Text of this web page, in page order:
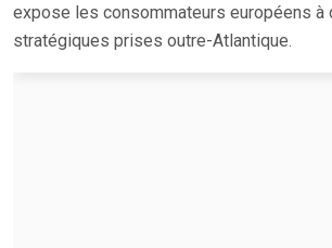
expose les consommateurs européens à
stratégiques prises outre-Atlantique.